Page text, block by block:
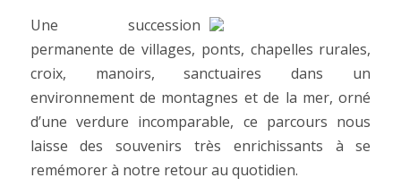
Une succession
permanente de villages, ponts, chapelles rurales,
croix, manoirs, sanctuaires dans un
environnement de montagnes et de la mer, orné
d’une verdure incomparable, ce parcours nous
laisse des souvenirs très enrichissants à se
remémorer à notre retour au quotidien.